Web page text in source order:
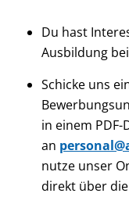
Du hast
Ausbildung
Schicke uns
in einem
an
nutze unser
direkt über